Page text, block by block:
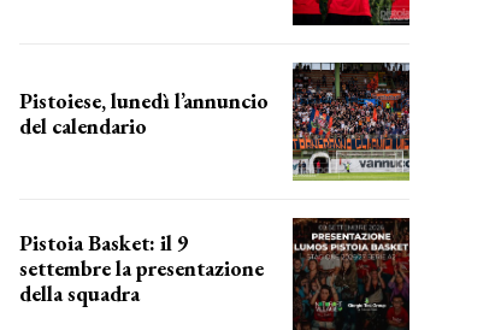
Pistoiese, lunedì l’annuncio
del calendario
Pistoia Basket: il 9
settembre la presentazione
della squadra